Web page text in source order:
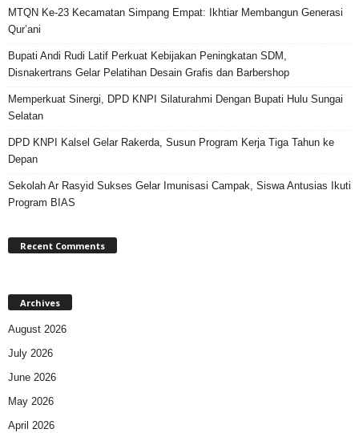
MTQN Ke-23 Kecamatan Simpang Empat: Ikhtiar Membangun Generasi
Qur’ani
Bupati Andi Rudi Latif Perkuat Kebijakan Peningkatan SDM,
Disnakertrans Gelar Pelatihan Desain Grafis dan Barbershop
Memperkuat Sinergi, DPD KNPI Silaturahmi Dengan Bupati Hulu Sungai
Selatan
DPD KNPI Kalsel Gelar Rakerda, Susun Program Kerja Tiga Tahun ke
Depan
Sekolah Ar Rasyid Sukses Gelar Imunisasi Campak, Siswa Antusias Ikuti
Program BIAS
Recent Comments
Archives
August 2026
July 2026
June 2026
May 2026
April 2026